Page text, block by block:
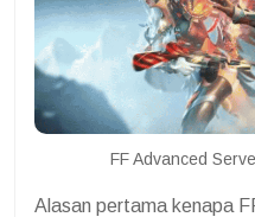
FF Advanced
Alasan pertama kenapa